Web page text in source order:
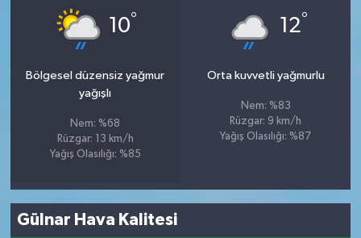
10°
Bölgesel düzensiz yağmur
yağışlı
Nem: %68
Rüzgar: 13 km/h
Yağış Olasılığı: %85
12°
Orta kuvvetli yağmurlu
Nem: %83
Rüzgar: 9 km/h
Yağış Olasılığı: %87
Gülnar Hava Kalitesi